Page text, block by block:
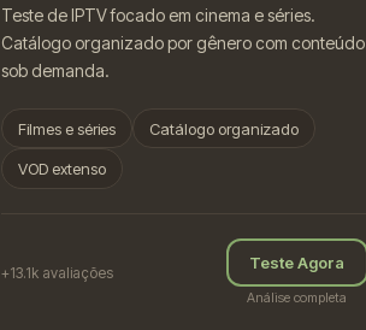
Teste de IPTV focado em cinema e séries.
Catálogo organizado por gênero com conteúdo
sob demanda.
Filmes e séries Catálogo organizado
VOD extenso
+13.1k avaliações
Teste Agora
Análise completa